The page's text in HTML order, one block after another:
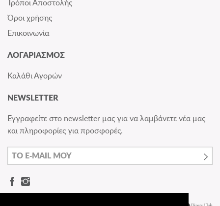
Τρόποι Αποστολής
Όροι χρήσης
Επικοινωνία
ΛΟΓΑΡΙΑΣΜΟΣ
Καλάθι Αγορών
NEWSLETTER
Εγγραφείτε στο newsletter μας για να λαμβάνετε νέα μας
και πληροφορίες για προσφορές.